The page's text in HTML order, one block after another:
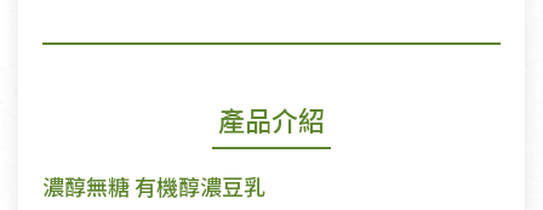
產品介紹
濃醇無糖 有機醇濃豆乳